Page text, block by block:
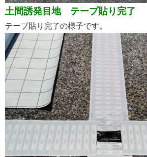
土間誘発目地 テープ貼り完了
テープ貼り完了の様子です。